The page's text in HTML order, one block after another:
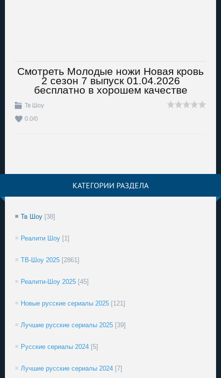
Смотреть Молодые ножи Новая кровь
2 сезон 7 выпуск 01.04.2026
бесплатно в хорошем качестве
Тв Шоу
0.0/0
КАТЕГОРИИ РАЗДЕЛА
Тв Шоу [38]
Реалити Шоу [1]
ТВ-Шоу 2025 [2861]
Реалити-Шоу 2025 [45]
Новые русские сериалы 2025 [121]
Лучшие русские сериалы 2025 [39]
Русские сериалы 2024 [5]
Лучшие русские сериалы 2024 [7]